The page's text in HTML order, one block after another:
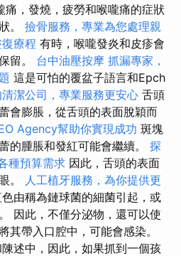
痛，發燒，疲勞和喉嚨痛的症狀
。 撿骨服務，專業為您處理親
療程 有時，喉嚨發炎和皮疹會
留。 台中油壓按摩 抓漏專家，
這是可怕的覆盆子語言和Epch
潔公司，專業服務更安心 舌頭
會膨脹，從舌頭的表面脫穎而
Agency幫助你實現成功 斑塊
的腫脹和發紅可能會繼續。 探
種預算需求 因此，舌頭的表面
。 人工植牙服務，為你提供更
由稱為鏈球菌的細菌引起，或
因此，不僅分泌物，還可以使
其帶入口腔中，可能會感染。
述中，因此，如果抓到一個孩